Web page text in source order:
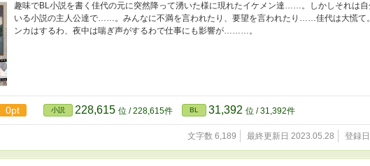
趣味でBL小説を書く佳代の元に突然降って湧いた様に現れたイケメン達……。しかしそれは自
いる小説の主人公達で……。みんなに不満を言われたり、要望を言われたり……佳代は大慌て
ンカはするわ、夜中は喘ぎ声がするわで仕事にも影響が………。
0pt 小説 228,615 位 / 228,615件 BL 31,392 位 / 31,392件
文字数 6,189 最終更新日 2023.05.28 登録